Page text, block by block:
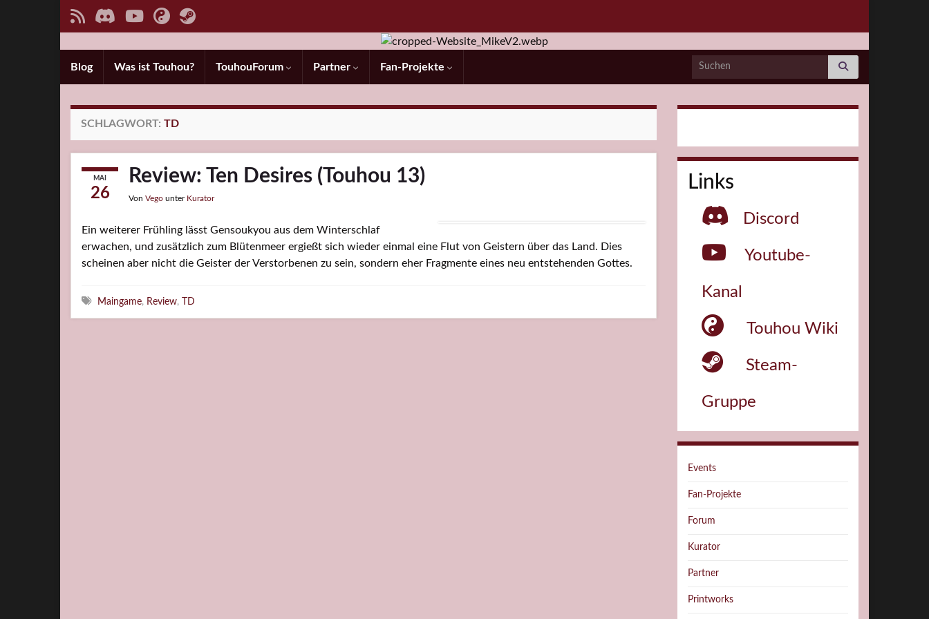
Blog Was ist Touhou? TouhouForum Partner Fan-Projekte Search for:
SCHLAGWORT: TD
MAI
26
Review: Ten Desires (Touhou 13)
Von Vego unter Kurator
Ein weiterer Frühling lässt Gensoukyou aus dem Winterschlaf
erwachen, und zusätzlich zum Blütenmeer ergießt sich wieder einmal eine Flut von Geistern über das Land. Dies
scheinen aber nicht die Geister der Verstorbenen zu sein, sondern eher Fragmente eines neu entstehenden Gottes.
Schlagwörter
Maingame, Review, TD
Links
Discord
Youtube-
Kanal
Touhou Wiki
Steam-
Gruppe
Events
Fan-Projekte
Forum
Kurator
Partner
Printworks